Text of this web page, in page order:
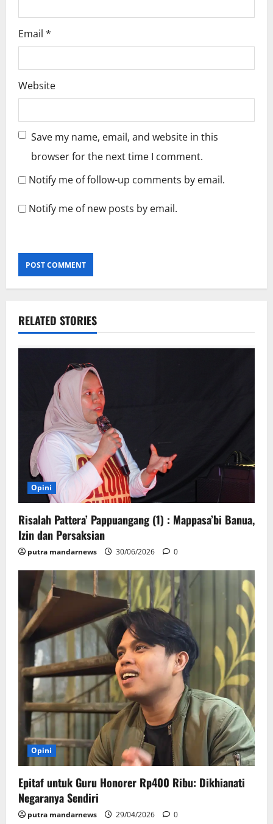
Email *
Website
Save my name, email, and website in this
browser for the next time I comment.
Notify me of follow-up comments by email.
Notify me of new posts by email.
RELATED STORIES
Opini
Risalah Pattera’ Pappuangang (1) : Mappasa’bi Banua,
Izin dan Persaksian
putra mandarnews 30/06/2026 0
Opini
Epitaf untuk Guru Honorer Rp400 Ribu: Dikhianati
Negaranya Sendiri
putra mandarnews 29/04/2026 0